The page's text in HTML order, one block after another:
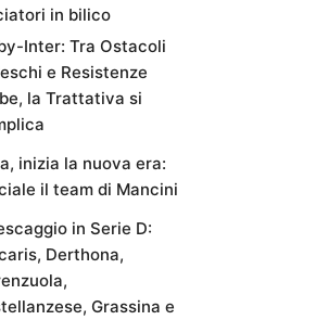
in bilico
Inter: Tra Ostacoli
e Resistenze
la Trattativa si
inizia la nuova era:
il team di Mancini
in Serie D:
Derthona,
Grassina e